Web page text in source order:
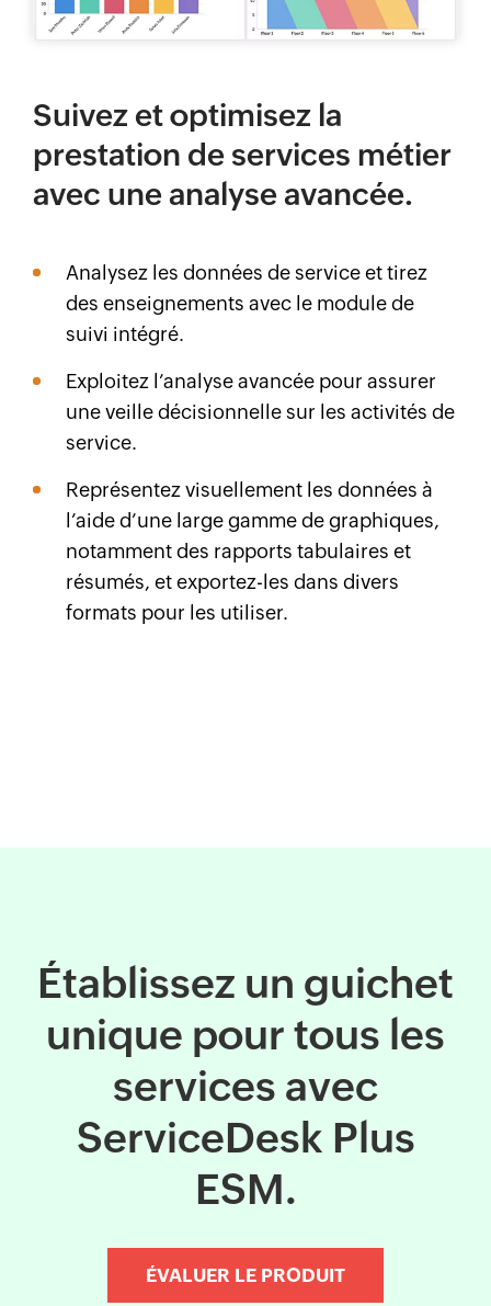
Suivez et optimisez la
prestation de services métier
avec une analyse avancée.
Analysez les données de service et tirez
des enseignements avec le module de
suivi intégré.
Exploitez l’analyse avancée pour assurer
une veille décisionnelle sur les activités de
service.
Représentez visuellement les données à
l’aide d’une large gamme de graphiques,
notamment des rapports tabulaires et
résumés, et exportez-les dans divers
formats pour les utiliser.
Établissez un guichet
unique pour tous les
services avec
ServiceDesk Plus
ESM.
ÉVALUER LE PRODUIT